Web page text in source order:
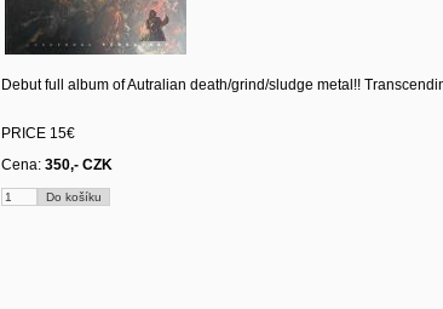
Debut full album of Autralian death/grind/sludge metal!!
PRICE 15€
Cena: 350,- CZK